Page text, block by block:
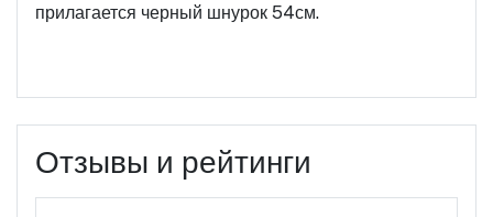
прилагается черный шнурок 54см.
Отзывы и рейтинги